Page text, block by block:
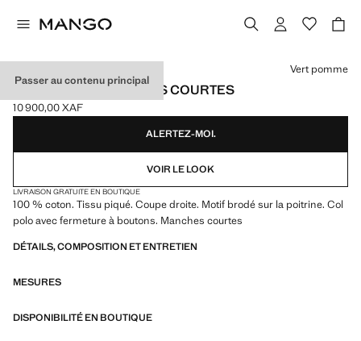
Passer au contenu principal
POLO COTON MANCHES COURTES
Prix actuel [10 900,00 XAF ]
10 900,00 XAF
Choisissez une couleur
Vert pomme
ALERTEZ-MOI.
VOIR LE LOOK
LIVRAISON GRATUITE EN BOUTIQUE
100 % coton. Tissu piqué. Coupe droite. Motif brodé sur la poitrine. Col
polo avec fermeture à boutons. Manches courtes
DÉTAILS, COMPOSITION ET ENTRETIEN
MESURES
DISPONIBILITÉ EN BOUTIQUE